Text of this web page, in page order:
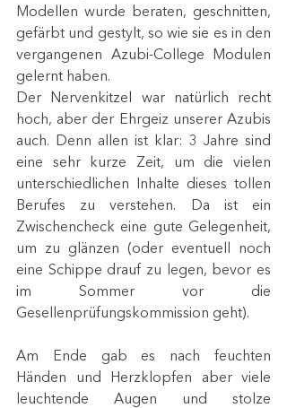
Modellen wurde beraten, geschnitten,
gefärbt und gestylt, so wie sie es in den
vergangenen Azubi-College Modulen
gelernt haben.
Der Nervenkitzel war natürlich recht
hoch, aber der Ehrgeiz unserer Azubis
auch. Denn allen ist klar: 3 Jahre sind
eine sehr kurze Zeit, um die vielen
unterschiedlichen Inhalte dieses tollen
Berufes zu verstehen. Da ist ein
Zwischencheck eine gute Gelegenheit,
um zu glänzen (oder eventuell noch
eine Schippe drauf zu legen, bevor es
im Sommer vor die
Gesellenprüfungskommission geht).
Am Ende gab es nach feuchten
Händen und Herzklopfen aber viele
leuchtende Augen und stolze